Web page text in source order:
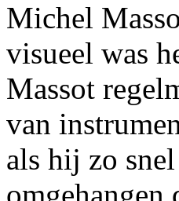
Michel
visueel was
Massot
van
als hij zo